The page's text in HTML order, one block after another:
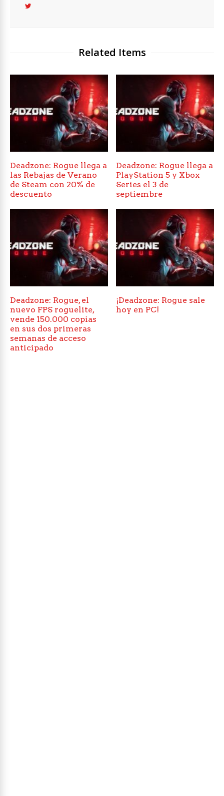
Related Items
Deadzone: Rogue llega a
las Rebajas de Verano
de Steam con 20% de
descuento
Deadzone: Rogue llega a
PlayStation 5 y Xbox
Series el 3 de
septiembre
Deadzone: Rogue, el
nuevo FPS roguelite,
vende 150.000 copias
en sus dos primeras
semanas de acceso
anticipado
¡Deadzone: Rogue sale
hoy en PC!